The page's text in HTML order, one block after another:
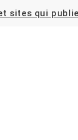
sites qui